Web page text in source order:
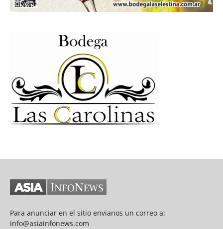
Para anunciar en el sitio envianos un correo a:
info@asiainfonews.com